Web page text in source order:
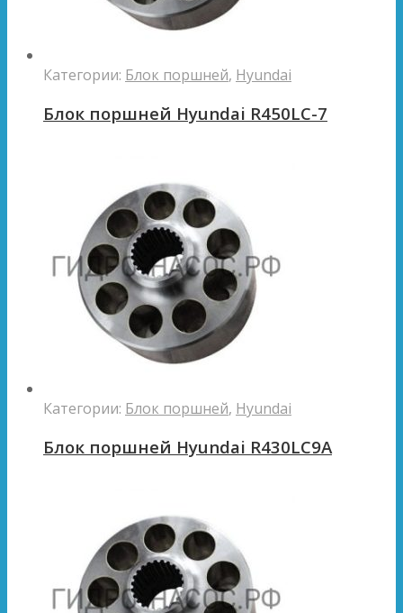
Категории: Блок поршней, Hyundai
Блок поршней Hyundai R450LC-7
Категории: Блок поршней, Hyundai
Блок поршней Hyundai R430LC9A